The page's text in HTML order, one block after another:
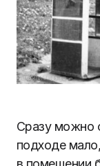
Сразу можно
подходе